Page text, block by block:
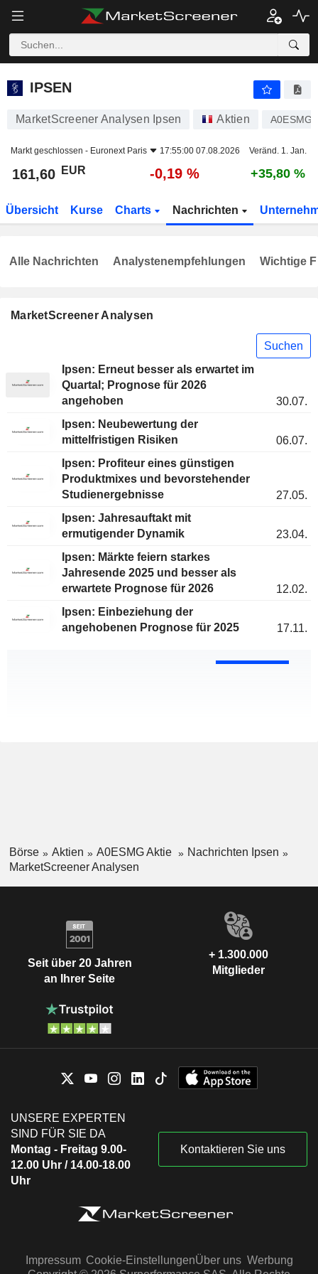
IPSEN
IPSEN
MarketScreener Analysen Ipsen Aktien A0ESMG
Markt geschlossen - Euronext Paris 17:55:00 07.08.2026 Veränd. 1. Jan.
161,60 EUR -0,19 % +35,80 %
Übersicht Kurse Charts Nachrichten
MarketScreener Analysen
Suchen
Ipsen: Erneut besser als erwartet im
Quartal; Prognose für 2026
angehoben
30.07.
Ipsen: Neubewertung der
mittelfristigen Risiken
06.07.
Ipsen: Profiteur eines günstigen
Produktmixes und bevorstehender
Studienergebnisse
27.05.
Ipsen: Jahresauftakt mit
ermutigender Dynamik
23.04.
Ipsen: Märkte feiern starkes
Jahresende 2025 und besser als
erwartete Prognose für 2026
12.02.
Ipsen: Einbeziehung der
angehobenen Prognose für 2025
17.11.
Alle Nachrichten Analystenempfehlungen Wichtige
Börse Aktien A0ESMG Aktie
Nachrichten Ipsen
MarketScreener Analysen
Seit über 20 Jahren
an Ihrer Seite
+ 1.300.000
Mitglieder
UNSERE EXPERTEN
SIND FÜR SIE DA
Montag - Freitag 9.00-
12.00 Uhr / 14.00-18.00
Uhr
Kontaktieren Sie uns
Impressum Cookie-EinstellungenÜber uns Werbung